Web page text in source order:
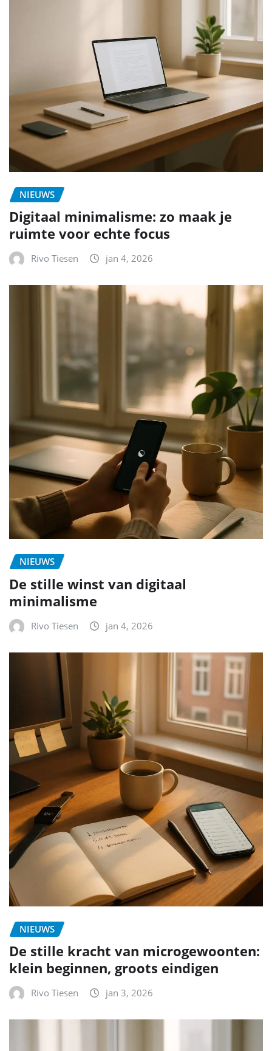
NIEUWS
Digitaal minimalisme: zo maak je
ruimte voor echte focus
Rivo Tiesen jan 4, 2026
NIEUWS
De stille winst van digitaal
minimalisme
Rivo Tiesen jan 4, 2026
NIEUWS
De stille kracht van microgewoonten:
klein beginnen, groots eindigen
Rivo Tiesen jan 3, 2026